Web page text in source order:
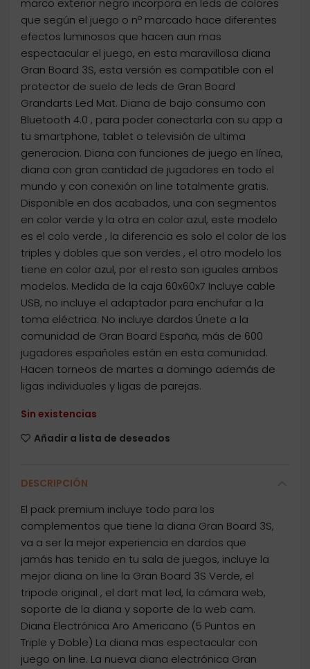
marco exterior negro incorpora en leds de colores
que según el juego o nº marcado hace diferentes
efectos luminosos que hacen aun mas
espectacular el juego, en esta maravillosa diana
Gran Board 3S, esta versión es compatible con el
protector de suelo de leds de Gran Board
Grandarts Led Mat. Diana de bajo consumo con
Bluetooth 4.0 , para poder conectarla con su app a
tu smartphone, tablet o televisión de ultima
generacion. Diana con funciones de juego en línea,
diana con gran cantidad de jugadores en todo el
mundo y con conexión on line totalmente gratis.
Disponible en dos acabados, una con segmentos
en color verde y la otra en color azul, este modelo
es el colo verde , la diferencia es solo el color de los
triples y dobles que son verdes , el otro modelo los
tiene en color azul, por el resto son iguales ambos
modelos. Medida de la caja 60x60x7 Incluye cable
USB, no incluye el adaptador para enchufar a la
toma eléctrica. No incluye dardos Únete a la
comunidad de Gran Board España, más de 600
jugadores españoles están en esta comunidad.
Hacen torneos de martes a domingo además de
ligas individuales y ligas de parejas.
Sin existencias
Añadir a lista de deseados
DESCRIPCIÓN
El pack premium incluye todo para los
complementos que tiene la diana Gran Board 3S,
va a ser la mejor experiencia en dardos que
jamás has tenido en tu sala de juegos, incluye la
mejor diana on line la Gran Board 3S Verde, el
tripode original , el dart mat led, la cámara web,
soporte de la diana y soporte de la web cam.
Diana Electrónica Aro Americano (5 Puntos en
Triple y Doble) La diana mas espectacular con
juego on line. La nueva diana electrónica Gran